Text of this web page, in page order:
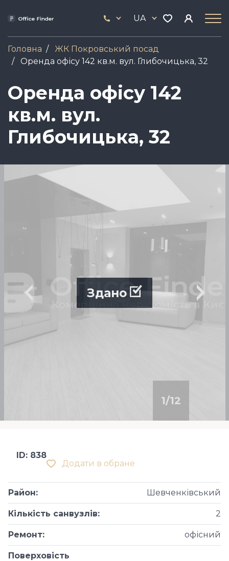
17
UA
Головна
ЖК Покровський посад
Оренда офісу 142 кв.м. вул. Глибочицька, 32
Оренда офісу 142
кв.м. вул.
Глибочицька, 32
Зображення
1/12
Здано
Додати в обране
ID: 838
Район: Шевченківський
Кількість санвузлів: 2
Ремонт: офісний
Поверховість